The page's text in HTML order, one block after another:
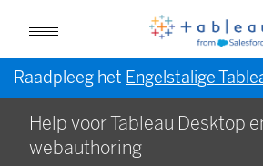
Raadpleeg het Engelstalige Tableau
Help voor Tableau Desktop
webauthoring